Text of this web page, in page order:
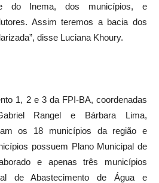
do Inema, dos municípios, e
Assim teremos a bacia dos
disse Luciana Khoury.
1, 2 e 3 da FPI-BA, coordenadas
Rangel e Bárbara Lima,
os 18 municípios da região e
possuem Plano Municipal de
e apenas três municípios
de Abastecimento de Água e